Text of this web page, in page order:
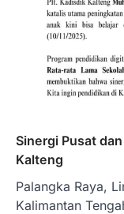
Sinergi Pusat
Kalteng
Palangka Raya,
Kalimantan